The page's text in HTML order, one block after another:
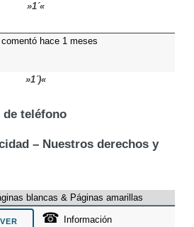
»1´«
hace 1 meses
»1´)«
de teléfono
– Nuestros derechos y
blancas & Páginas amarillas
☎
Información